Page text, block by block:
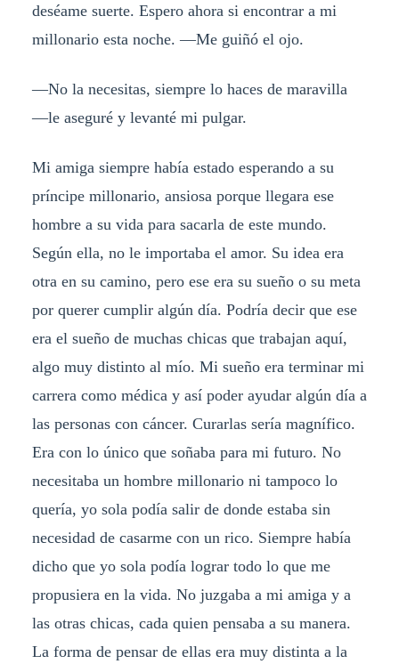
deséame suerte. Espero ahora si encontrar a mi
millonario esta noche. —Me guiñó el ojo.
—No la necesitas, siempre lo haces de maravilla
—le aseguré y levanté mi pulgar.
Mi amiga siempre había estado esperando a su
príncipe millonario, ansiosa porque llegara ese
hombre a su vida para sacarla de este mundo.
Según ella, no le importaba el amor. Su idea era
otra en su camino, pero ese era su sueño o su meta
por querer cumplir algún día. Podría decir que ese
era el sueño de muchas chicas que trabajan aquí,
algo muy distinto al mío. Mi sueño era terminar mi
carrera como médica y así poder ayudar algún día a
las personas con cáncer. Curarlas sería magnífico.
Era con lo único que soñaba para mi futuro. No
necesitaba un hombre millonario ni tampoco lo
quería, yo sola podía salir de donde estaba sin
necesidad de casarme con un rico. Siempre había
dicho que yo sola podía lograr todo lo que me
propusiera en la vida. No juzgaba a mi amiga y a
las otras chicas, cada quien pensaba a su manera.
La forma de pensar de ellas era muy distinta a la